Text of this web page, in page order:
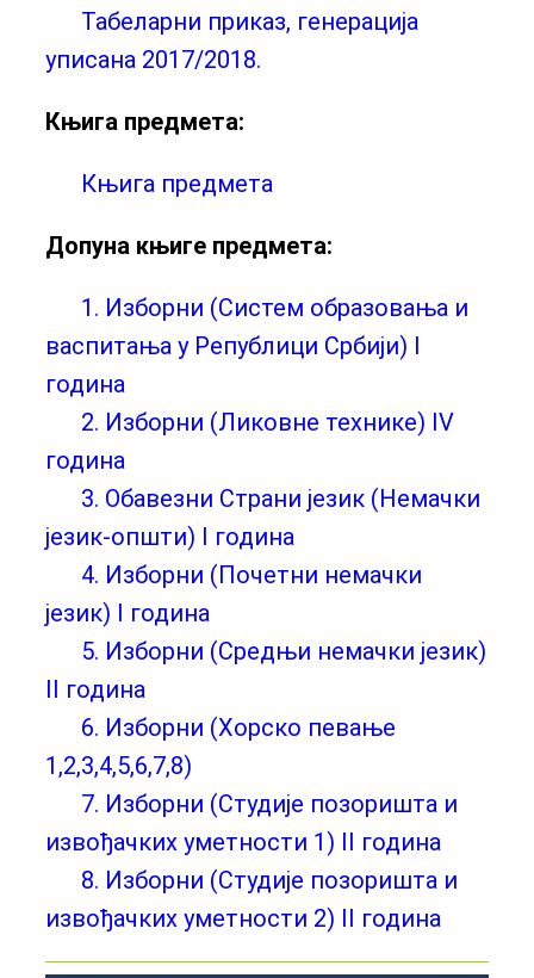
Табеларни приказ, генерација
уписана 2017/2018.
Књига предмета:
Књига предмета
Допуна књиге предмета:
1. Изборни (Систем образовања и
васпитања у Републици Србији) I
година
2. Изборни (Ликовне технике) IV
година
3. Обавезни Страни језик (Немачки
језик-општи) I година
4. Изборни (Почетни немачки
језик) I година
5. Изборни (Средњи немачки језик)
II година
6. Изборни (Хорско певање
1,2,3,4,5,6,7,8)
7. Изборни (Студије позоришта и
извођачких уметности 1) II година
8. Изборни (Студије позоришта и
извођачких уметности 2) II година